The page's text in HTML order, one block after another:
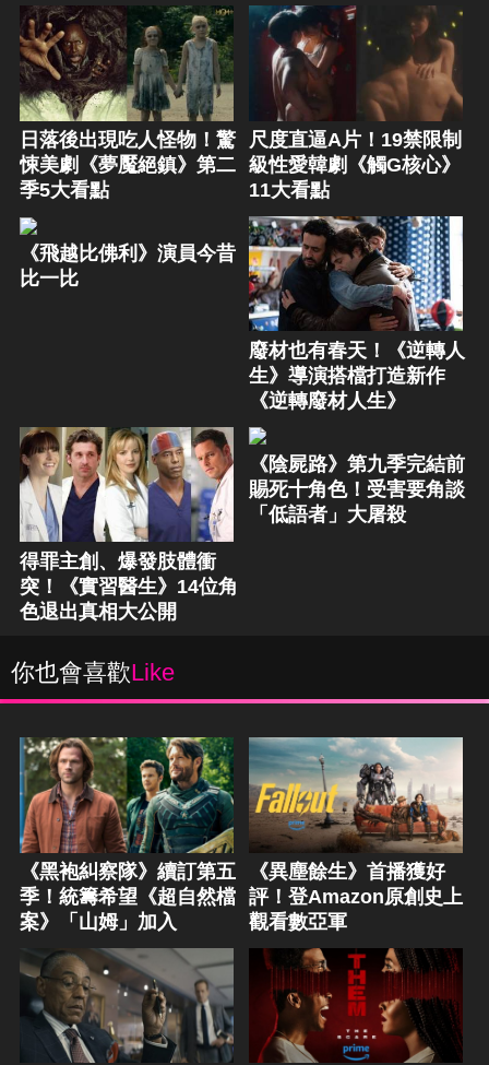
日落後出現吃人怪物！驚
悚美劇《夢魘絕鎮》第二
季5大看點
尺度直逼A片！19禁限制
級性愛韓劇《觸G核心》
11大看點
《飛越比佛利》演員今昔
比一比
廢材也有春天！《逆轉人
生》導演搭檔打造新作
《逆轉廢材人生》
得罪主創、爆發肢體衝
突！《實習醫生》14位角
色退出真相大公開
《陰屍路》第九季完結前
賜死十角色！受害要角談
「低語者」大屠殺
你也會喜歡Like
《黑袍糾察隊》續訂第五
季！統籌希望《超自然檔
案》「山姆」加入
《異塵餘生》首播獲好
評！登Amazon原創史上
觀看數亞軍